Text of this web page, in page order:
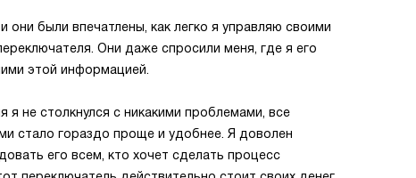
были впечатлены, как легко я управляю своими
Они даже спросили меня, где я его
этой информацией.
я не столкнулся с никакими проблемами, все
стало гораздо проще и удобнее. Я доволен
его всем, кто хочет сделать процесс